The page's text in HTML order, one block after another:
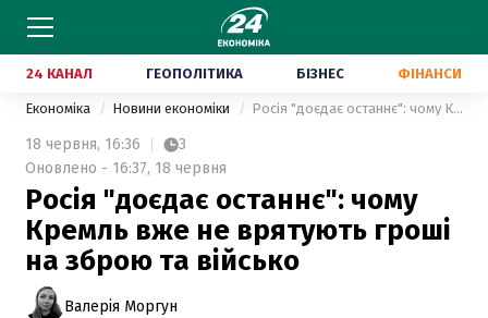
24 КАНАЛ ГЕОПОЛІТИКА БІЗНЕС ФІНАНСИ
Економіка Новини економіки Росія "доєдає останнє": чому Кремль вже не врятують гроші на зброю та військо
18 червня, 16:36
3
Оновлено - 16:37, 18 червня
Росія "доєдає останнє": чому
Кремль вже не врятують гроші
на зброю та військо
Валерія Моргун